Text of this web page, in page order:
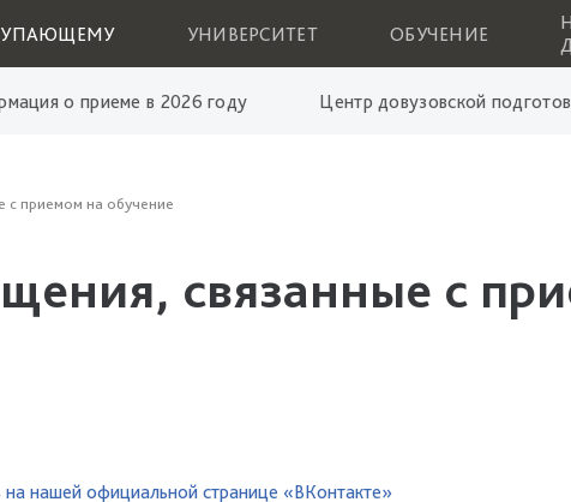
УНИВЕРСИТЕТ ОБУЧЕНИЕ
о приеме в 2026 году Центр довузовской
с приемом на обучение
связанные с
на нашей официальной странице «ВКонтакте»